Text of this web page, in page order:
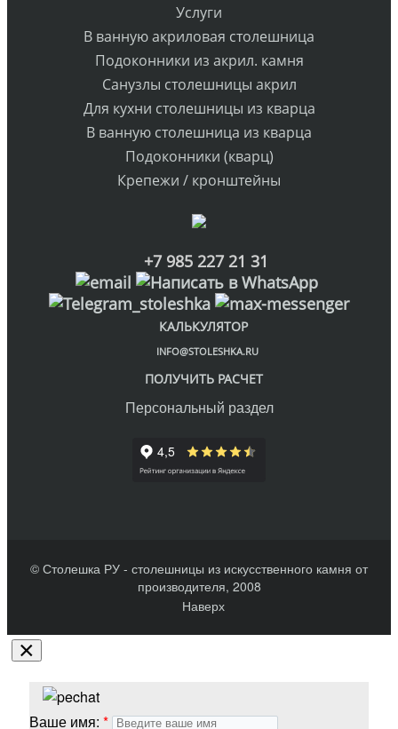
Услуги
В ванную акриловая столешница
Подоконники из акрил. камня
Санузлы столешницы акрил
Для кухни столешницы из кварца
В ванную столешница из кварца
Подоконники (кварц)
Крепежи / кронштейны
+7 985 227 21 31
КАЛЬКУЛЯТОР
INFO@STOLESHKA.RU
ПОЛУЧИТЬ РАСЧЕТ
Персональный раздел
© Столешка РУ - столешницы из искусственного камня от
производителя, 2008
Наверх
×
Ваше имя: